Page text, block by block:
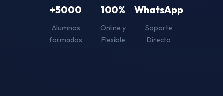
+5000
Alumnos
formados
100%
Online y
Flexible
WhatsApp
Soporte
Directo